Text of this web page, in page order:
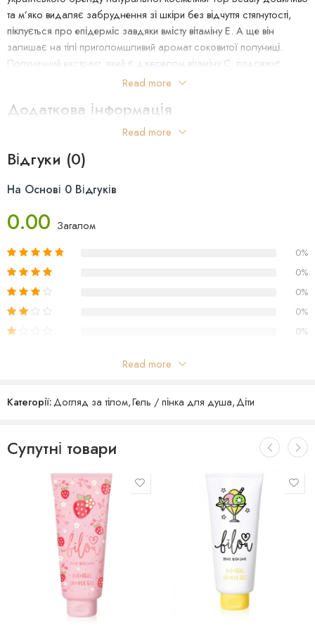
та м’яко видаляє забруднення зі шкіри без відчуття стягнутості,
піклується про епідерміс завдяки вмісту вітаміну Е. А ще він
залишає на тілі приголомшливий аромат соковитої полуниці.
Полуничний екстракт, який є джерелом вітаміну С, подовжує
молодість вашої шкіри, допомагає зберегти еластичність та
щоденного застосування та перетворює догляд за тілом на СПА-
Спосіб застосування: Невелику кількість гелю нанесіть на вологу
шкіру тіла, змийте чистою водою.
Об’єм: 200 мл
Read more
Додаткова інформація
Країна Виробництва: УкраїнаRead more
Відгуки (0)
На Основі 0 Відгуків
0.00 Загалом
0%
0%
0%
0%
0%
Поки що відгуків немає
Read more
Категорії:Догляд за тілом,Гель / пінка для душа,Діти
Супутні товари